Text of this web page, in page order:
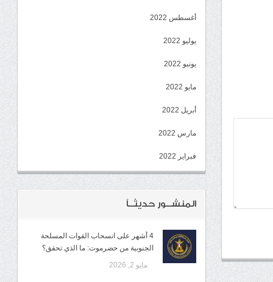
أغسطس 2022
يوليو 2022
يونيو 2022
مايو 2022
أبريل 2022
مارس 2022
فبراير 2022
المنشــور حديثــاً
4 أشهر على انسحاب القوات المسلحة
الجنوبية من حضرموت: ما الذي تحقق؟
مايو 2, 2026